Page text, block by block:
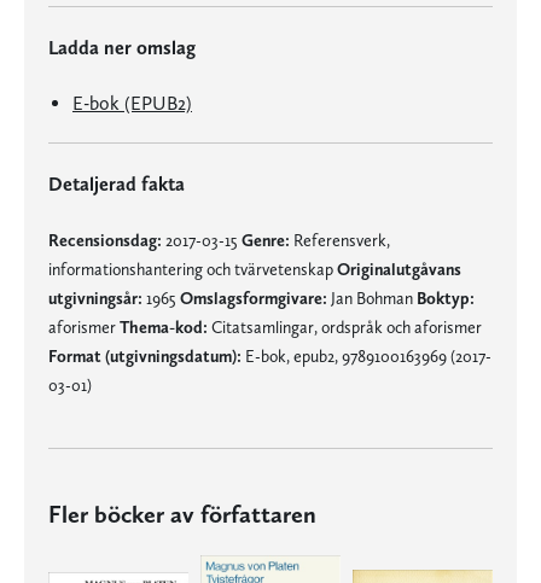
Ladda ner omslag
E-bok (EPUB2)
Detaljerad fakta
Recensionsdag: 2017-03-15 Genre: Referensverk,
informationshantering och tvärvetenskapOriginalutgåvans
utgivningsår: 1965 Omslagsformgivare: Jan Bohman Boktyp:
aforismerThema-kod: Citatsamlingar, ordspråk och aforismer
Format (utgivningsdatum): E-bok, epub2, 9789100163969 (2017-
03-01)
Fler böcker av författaren